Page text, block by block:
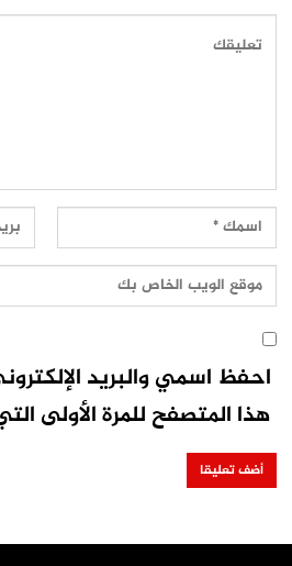
احفظ اسمي والبريد
هذا المتصفح للمرة الأولى